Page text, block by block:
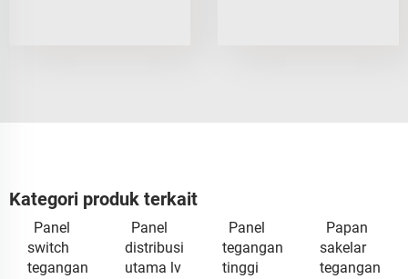
Kategori produk terkait
Panel
switch
tegangan
Panel
distribusi
utama lv
Panel
tegangan
tinggi
Papan
sakelar
tegangan